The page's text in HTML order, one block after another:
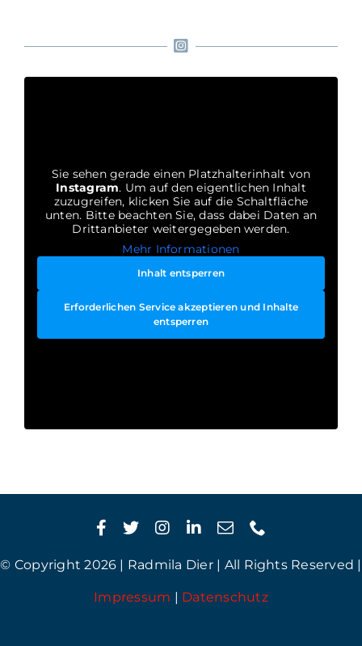
Sie sehen gerade einen Platzhalterinhalt von
Instagram. Um auf den eigentlichen Inhalt
zuzugreifen, klicken Sie auf die Schaltfläche
unten. Bitte beachten Sie, dass dabei Daten an
Drittanbieter weitergegeben werden.
Mehr Informationen
Inhalt entsperren
Erforderlichen Service akzeptieren und Inhalte
entsperren
© Copyright 2026 | Radmila Dier | All Rights Reserved |
Impressum | Datenschutz